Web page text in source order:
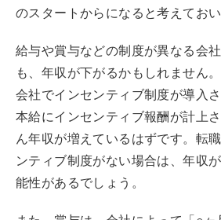
のスタートからになると考えておい
給与や賞与などの制度が異なる会
も、年収が下がるかもしれません
会社でインセンティブ制度が導入
本給にインセンティブ報酬が計上
ん年収が増えているはずです。転
ンティブ制度がない場合は、年収
能性があるでしょう。